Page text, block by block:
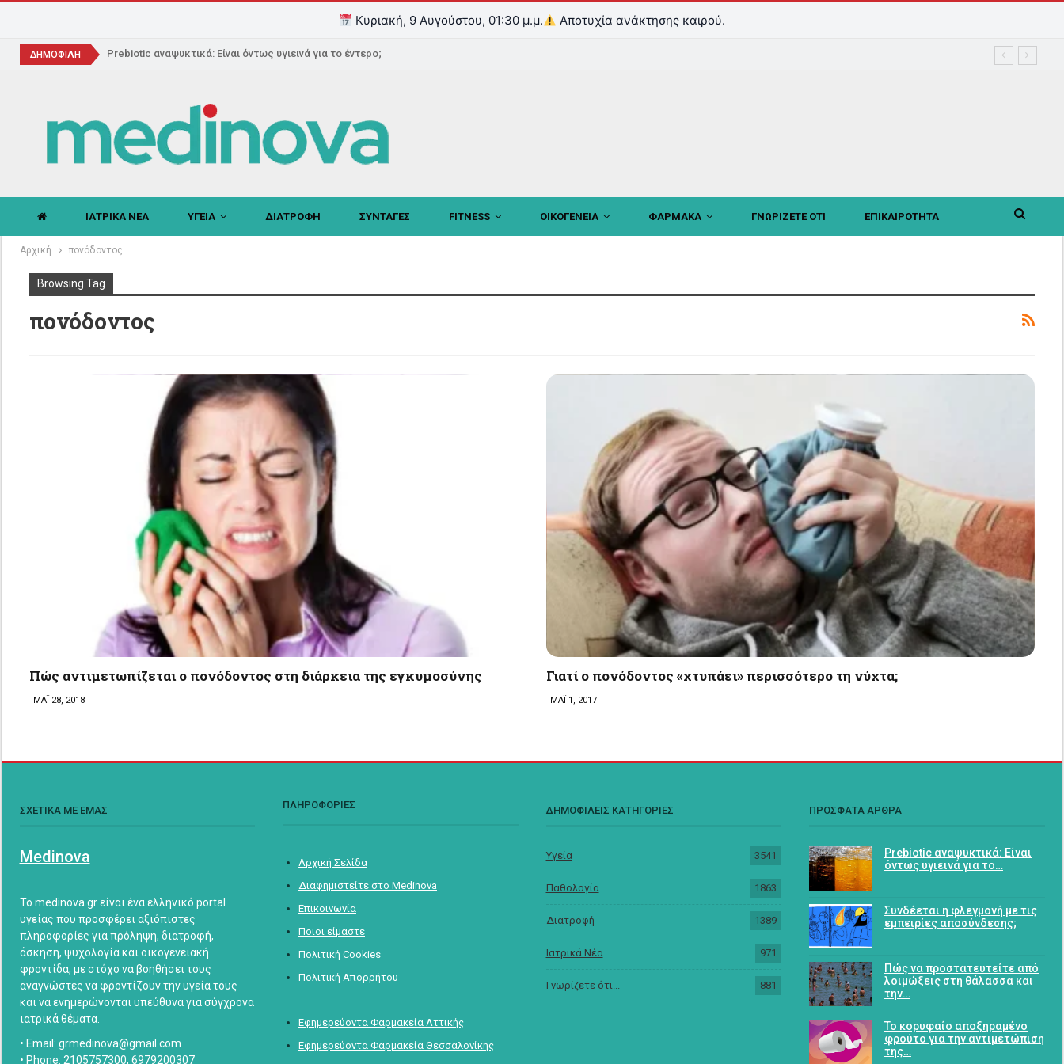
Κυριακή, 9 Αυγούστου, 01:30 μ.μ. Αποτυχία ανάκτησης καιρού.
ΔΗΜΟΦΙΛΗ Prebiotic αναψυκτικά: Είναι όντως υγιεινά για το έντερο;
ΙΑΤΡΙΚΑ ΝΕΑ ΥΓΕΙΑ ΔΙΑΤΡΟΦΗ ΣΥΝΤΑΓΕΣ FITNESS ΟΙΚΟΓΕΝΕΙΑ ΦΑΡΜΑΚΑ ΓΝΩΡΙΖΕΤΕ ΟΤΙ ΕΠΙΚΑΙΡΟΤΗΤΑ
Αρχική πονόδοντος
Browsing Tag
πονόδοντος
Πώς αντιμετωπίζεται ο πονόδοντος στη διάρκεια της εγκυμοσύνης
ΜΑΪ 28, 2018
Γιατί ο πονόδοντος «χτυπάει» περισσότερο τη νύχτα;
ΜΑΪ 1, 2017
ΣΧΕΤΙΚΑ ΜΕ ΕΜΑΣ
Medinova
Το medinova.gr είναι ένα ελληνικό portal
υγείας που προσφέρει αξιόπιστες
πληροφορίες για πρόληψη, διατροφή,
άσκηση, ψυχολογία και οικογενειακή
φροντίδα, με στόχο να βοηθήσει τους
αναγνώστες να φροντίζουν την υγεία τους
και να ενημερώνονται υπεύθυνα για σύγχρονα
ιατρικά θέματα.
• Email: grmedinova@gmail.com
• Phone: 2105757300, 6979200307
ΠΛΗΡΟΦΟΡΙΕΣ
Αρχική Σελίδα
Διαφημιστείτε στο Medinova
Επικοινωνία
Ποιοι είμαστε
Πολιτική Cookies
Πολιτική Απορρήτου
Εφημερεύοντα Φαρμακεία Αττικής
Εφημερεύοντα Φαρμακεία Θεσσαλονίκης
ΔΗΜΟΦΙΛΕΙΣ ΚΑΤΗΓΟΡΙΕΣ
Υγεία 3541
Παθολογία 1863
Διατροφή 1389
Ιατρικά Νέα 971
Γνωρίζετε ότι... 881
ΠΡΟΣΦΑΤΑ ΑΡΘΡΑ
Prebiotic αναψυκτικά: Είναι
όντως υγιεινά για το…
Συνδέεται η φλεγμονή με τις
εμπειρίες αποσύνδεσης;
Πώς να προστατευτείτε από
λοιμώξεις στη θάλασσα και
την…
Το κορυφαίο αποξηραμένο
φρούτο για την αντιμετώπιση
της…